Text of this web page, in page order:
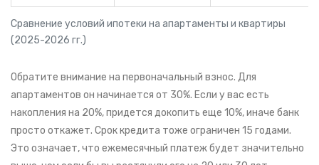
Сравнение условий ипотеки на апартаменты и квартиры
(2025-2026 гг.)
Обратите внимание на первоначальный взнос. Для
апартаментов он начинается от 30%. Если у вас есть
накопления на 20%, придется докопить еще 10%, иначе банк
просто откажет. Срок кредита тоже ограничен 15 годами.
Это означает, что ежемесячный платеж будет значительно